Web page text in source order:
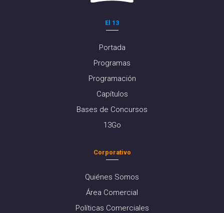
El 13
Portada
Programas
Programación
Capítulos
Bases de Concursos
13Go
Corporativo
Quiénes Somos
Área Comercial
Políticas Comerciales